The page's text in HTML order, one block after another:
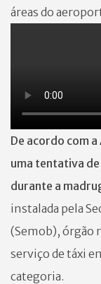
áreas do
De acordo com
uma tentativa
durante a
instalada pela
(Semob), órgão
serviço de táxi
categoria.